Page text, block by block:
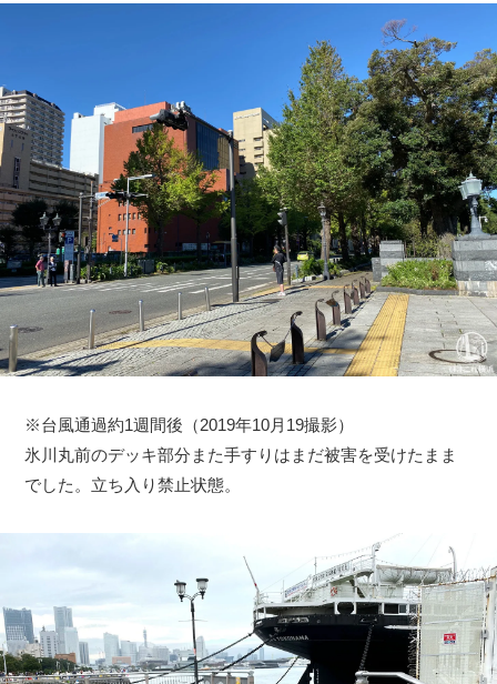
※台風通過約1週間後（2019年10月19撮影）
氷川丸前のデッキ部分また手すりはまだ被害を受けたまま
でした。立ち入り禁止状態。